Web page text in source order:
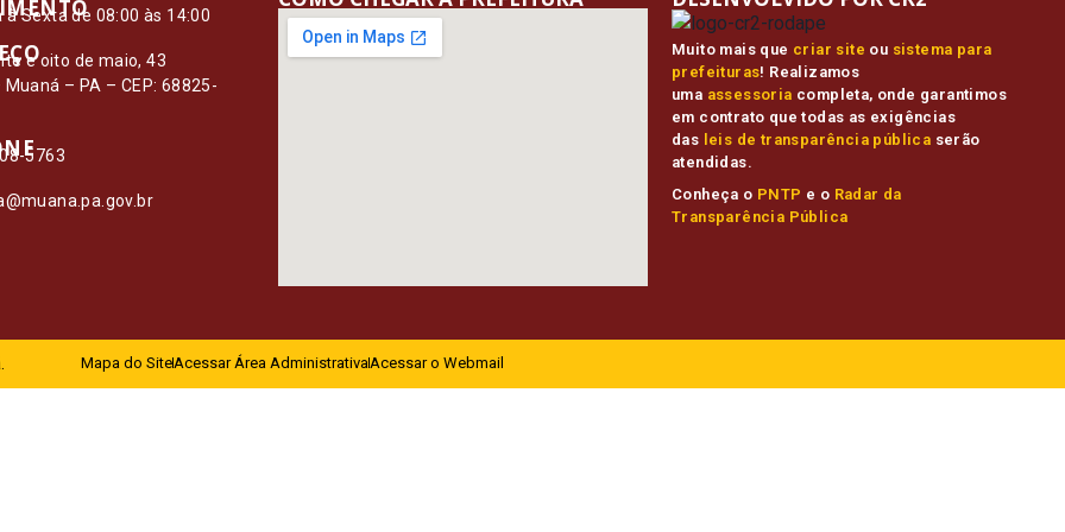
à Sexta de 08:00 às 14:00
e oito de maio, 43
– PA – CEP: 68825-
5763
Muito mais que criar site ou sistema para
prefeituras! Realizamos
uma assessoria completa, onde garantimos
em contrato que todas as exigências
das leis de transparência pública serão
atendidas.
Conheça o PNTP e o Radar da
Transparência Pública
Mapa do SiteAcessar Área Administrativa Acessar o Webmail